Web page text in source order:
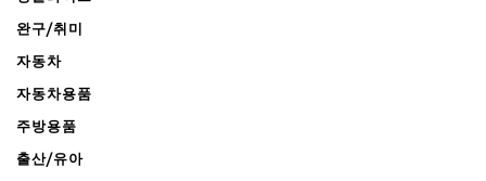
완구/취미
자동차
자동차용품
주방용품
출산/유아